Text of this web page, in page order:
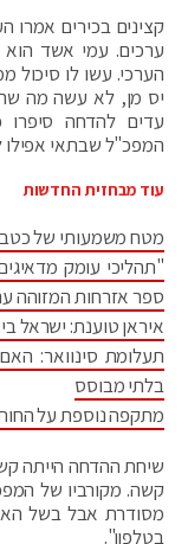
ערכים. עמי אשד הוא
הערכי. עשו לו סיכול
יס מן, לא עשה מה
עדים להדחה
המפכ"ל שבתאי אפילו
עוד מבחזית החדשות
מטח משמעותי של
"תהליכי עומק
ספר אזרחות המזוהה
איראן טוענת: ישראל
תעלומת סינוואר:
בלתי מבוסס
מתקפה נוספת על
שיחת ההדחה הייתה
קשה. מקורביו של
מסודרת אבל בשל
בטלפון".